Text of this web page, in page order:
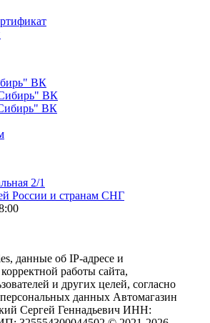
ВК
ВК
ВК
2/1
России и странам СНГ
данные об IP-адресе и
работы сайта,
и других целей, согласно
данных Автомагазин
Сергей Геннадьевич ИНН: